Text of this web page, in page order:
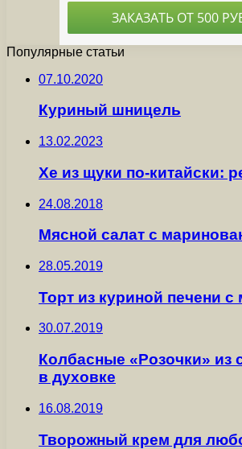
Популярные статьи
07.10.2020
Куриный шницель
13.02.2023
Хе из щуки по-китайски:
24.08.2018
Мясной салат с
28.05.2019
Торт из куриной печени
30.07.2019
Колбасные «Розочки» из
в духовке
16.08.2019
Творожный крем для